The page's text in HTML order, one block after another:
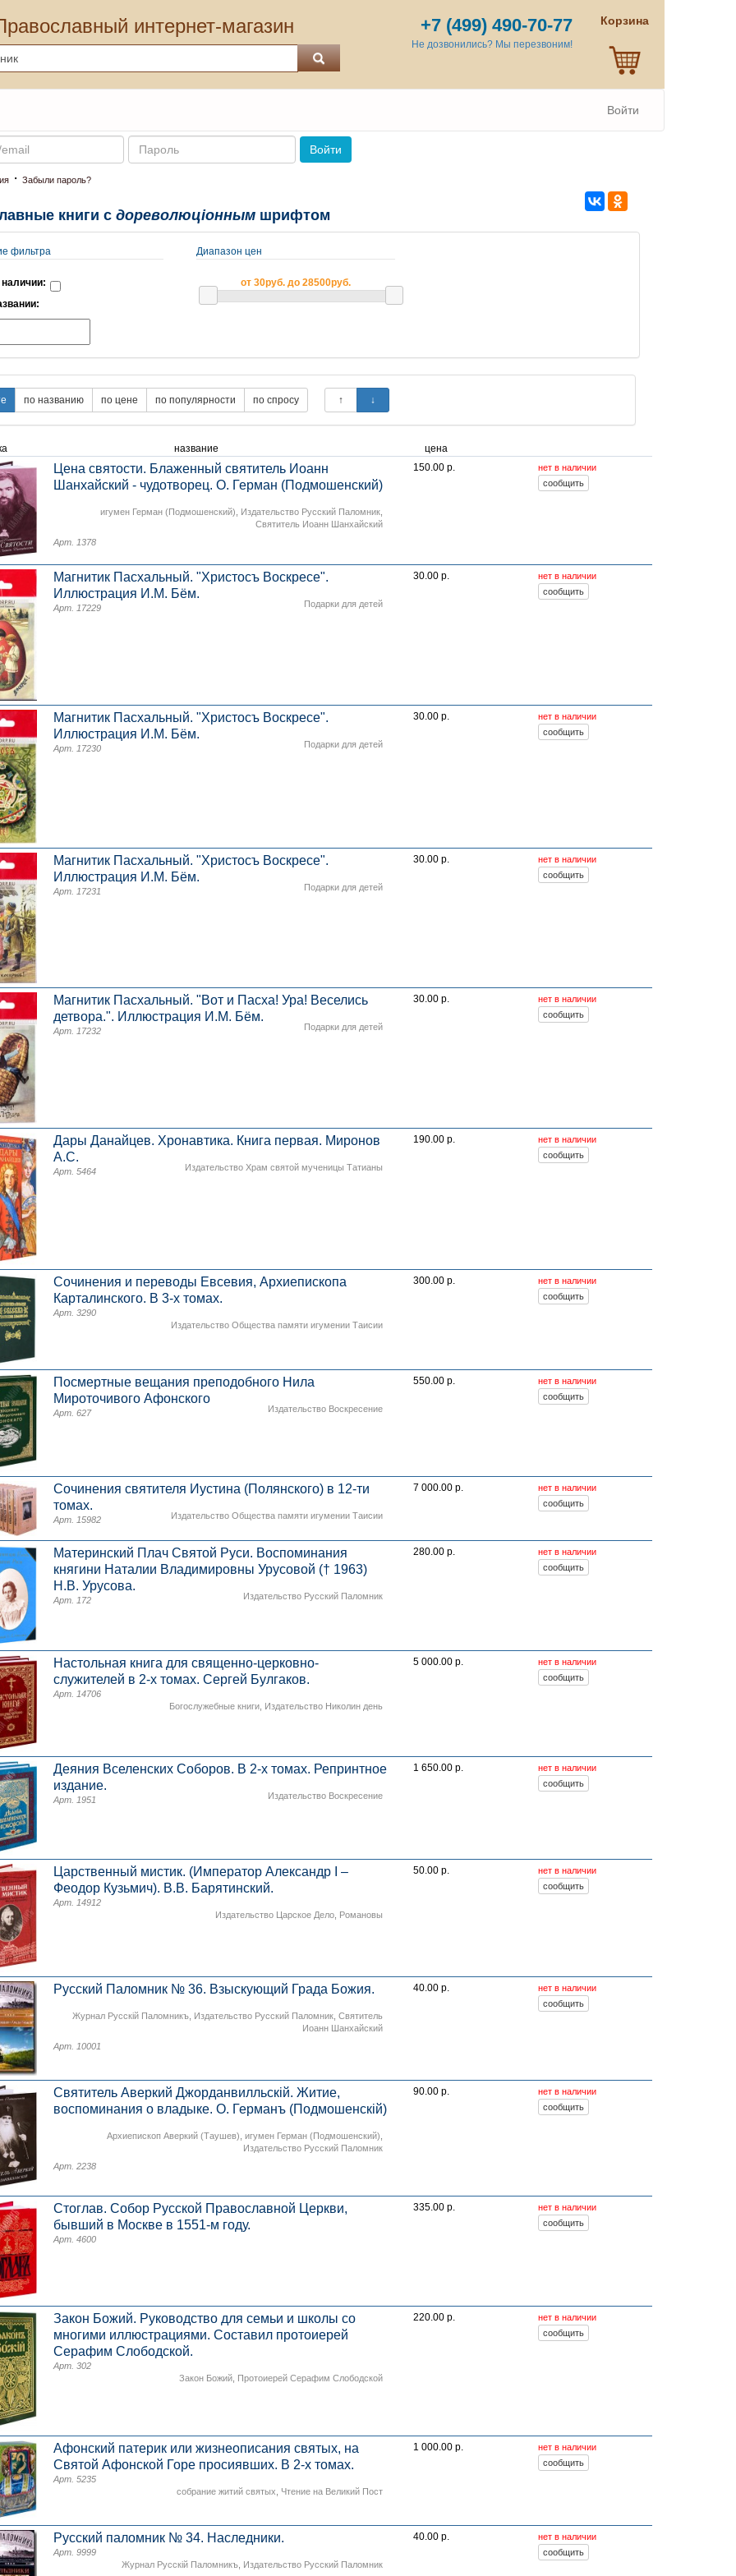
интернет-магазин +7 (499) 490-70-77
Не дозвонились? Мы перезвоним!
Корзина
Войти
Пароль
Войти
· Забыли пароль?
книги с дореволюцiоннымшрифтом
фильтра Диапазон цен
от 30руб. до 28500руб.
название цена
Цена святости. Блаженный святитель Иоанн
Шанхайский - чудотворец. О. Герман (Подмошенский)
игумен Герман (Подмошенский) Издательство Русский Паломник
Святитель Иоанн Шанхайский
Арт. 1378
150.00 р. нет в наличии
Магнитик Пасхальный. "Христосъ Воскресе".
Иллюстрация И.М. Бём.
Подарки для детей
Арт. 17229
30.00 р. нет в наличии
Магнитик Пасхальный. "Христосъ Воскресе".
Иллюстрация И.М. Бём.
Подарки для детей
Арт. 17230
30.00 р. нет в наличии
Магнитик Пасхальный. "Христосъ Воскресе".
Иллюстрация И.М. Бём.
Подарки для детей
Арт. 17231
30.00 р. нет в наличии
Магнитик Пасхальный. "Вот и Пасха! Ура! Веселись
детвора.". Иллюстрация И.М. Бём.
Подарки для детей
Арт. 17232
30.00 р. нет в наличии
Дары Данайцев. Хронавтика. Книга первая. Миронов
А.С.
Издательство Храм святой мученицы Татианы
Арт. 5464
190.00 р. нет в наличии
Сочинения и переводы Евсевия, Архиепископа
Карталинского. В 3-х томах.
Издательство Общества памяти игумении Таисии
Арт. 3290
300.00 р. нет в наличии
Посмертные вещания преподобного Нила
Мироточивого Афонского
Издательство Воскресение
Арт. 627
550.00 р. нет в наличии
Сочинения святителя Иустина (Полянского) в 12-ти
томах.
Издательство Общества памяти игумении Таисии
Арт. 15982
7 000.00 р. нет в наличии
Материнский Плач Святой Руси. Воспоминания
княгини Наталии Владимировны Урусовой († 1963)
Н.В. Урусова.
Издательство Русский Паломник
Арт. 172
280.00 р. нет в наличии
Настольная книга для священно-церковно-
служителей в 2-х томах. Сергей Булгаков.
Богослужебные книги Издательство Николин день
Арт. 14706
5 000.00 р. нет в наличии
Деяния Вселенских Соборов. В 2-х томах. Репринтное
издание.
Издательство Воскресение
Арт. 1951
1 650.00 р. нет в наличии
Царственный мистик. (Император Александр I –
Феодор Кузьмич). В.В. Барятинский.
Издательство Царское Дело Романовы
Арт. 14912
50.00 р. нет в наличии
Русский Паломник № 36. Взыскующий Града Божия.
Журнал Русскiй Паломникъ Издательство Русский Паломник ,Святитель
Иоанн Шанхайский
Арт. 10001
40.00 р. нет в наличии
Святитель Аверкий Джорданвилльскiй. Житие,
воспоминания о владыке. О. Германъ (Подмошенскiй)
Архиепископ Аверкий (Таушев) ,игумен Герман (Подмошенский)
Издательство Русский Паломник
Арт. 2238
90.00 р. нет в наличии
Стоглав. Собор Русской Православной Церкви,
бывший в Москве в 1551-м году.
Арт. 4600
335.00 р. нет в наличии
Закон Божий. Руководство для семьи и школы со
многими иллюстрациями. Составил протоиерей
Серафим Слободской.
Закон Божий Протоиерей Серафим Слободской
Арт. 302
220.00 р. нет в наличии
Афонский патерик или жизнеописания святых, на
Святой Афонской Горе просиявших. В 2-х томах.
собрание житий святых Чтение на Великий Пост
Арт. 5235
1 000.00 р. нет в наличии
Русский паломник № 34. Наследники.
Журнал Русскiй Паломникъ Издательство Русский Паломник
Арт. 9999
40.00 р. нет в наличии